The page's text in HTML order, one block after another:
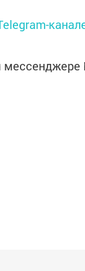
мессенджере